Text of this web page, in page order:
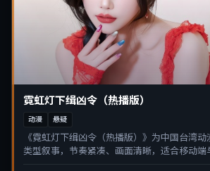
霓虹灯下缉凶令（热播版）
动漫 悬疑
《霓虹灯下缉凶令（热播版）》为中国台湾
类型叙事，节奏紧凑、画面清晰，适合移动端